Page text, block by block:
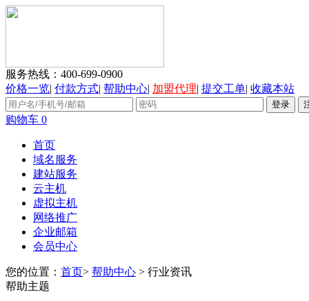
服务热线： 400-699-0900
价格一览| 付款方式| 帮助中心| 加盟代理| 提交工单| 收藏本站
购物车 0
首页
域名服务
建站服务
云主机
虚拟主机
网络推广
企业邮箱
会员中心
您的位置： 首页> 帮助中心 > 行业资讯
帮助主题